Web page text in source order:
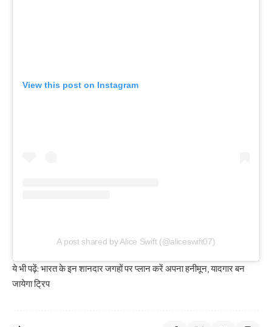
View this post on Instagram
A post shared by Alice Swift (@aliceswift07)
ये भी पढ़ें: भारत के इन शानदार जगहों पर प्लान करें अपना हनीमून, यादगार बन
जायेगा ट्रिप